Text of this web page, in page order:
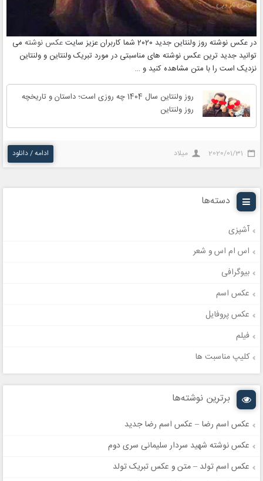
در عکس نوشته روز ولنتاین جدید 2020 شما کاربران عزیز سایت عکس نوشته می
توانید جدید ترین عکس نوشته های مناسبتی در مورد تبریک ولنتاین و ولنتاین
نزدیک است را با متن مشاهده کنید و …
روز ولنتاین سال 1404 چه روزی است؛ داستان و تاریخچه
روز ولنتاین
2020/01/31 میلاد ادامه / دانلود
دسته‌ها
آشپزی
اس ام اس و شعر
بیوگرافی
عکس اسم
عکس پروفایل
فیلم
کلیپ مناسبت ها
برترین نوشته‌ها
عکس اسم رضا – عکس اسم رضا جدید
عکس نوشته شهید سردار سلیمانی سری دوم
عکس اسم تولد – متن و عکس تبریک تولد